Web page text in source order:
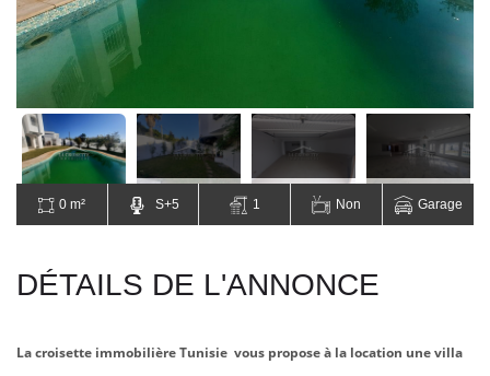
0 m² S+5 1 Non Garage
DÉTAILS DE L'ANNONCE
La croisette immobilière Tunisie vous propose à la location une villa